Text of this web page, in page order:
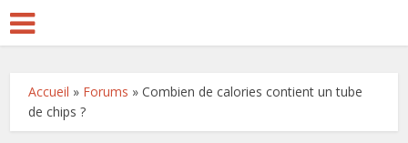
Accueil » Forums »Combien de calories contient un tube
de chips ?